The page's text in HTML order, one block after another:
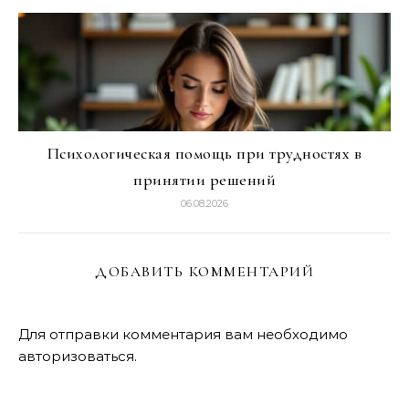
Психологическая помощь при трудностях в
принятии решений
06.08.2026
ДОБАВИТЬ КОММЕНТАРИЙ
Для отправки комментария вам необходимо
авторизоваться.